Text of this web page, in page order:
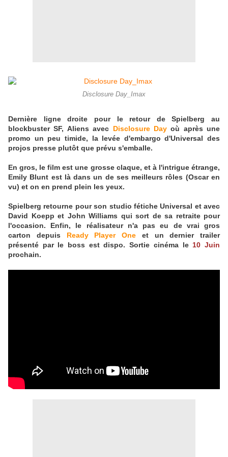
Disclosure Day_Imax
Dernière ligne droite pour le retour de Spielberg au
blockbuster SF, Aliens avec Disclosure Dayoù après une
promo un peu timide, la levée d'embargo d'Universal des
projos presse plutôt que prévu s'emballe.
En gros, le film est une grosse claque, et à l'intrigue étrange,
Emily Blunt est là dans un de ses meilleurs rôles (Oscar en
vu) et on en prend plein les yeux.
Spielberg retourne pour son studio fétiche Universal et avec
David Koepp et John Williams qui sort de sa retraite pour
l'occasion. Enfin, le réalisateur n'a pas eu de vrai gros
carton depuis Ready Player One et un dernier trailer
présenté par le boss est dispo. Sortie cinéma le 10 Juin
prochain.